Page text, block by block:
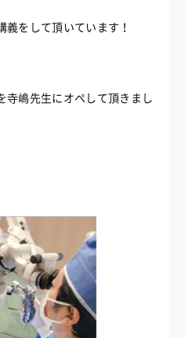
をして頂いています！
寺嶋先生にオペして頂きまし